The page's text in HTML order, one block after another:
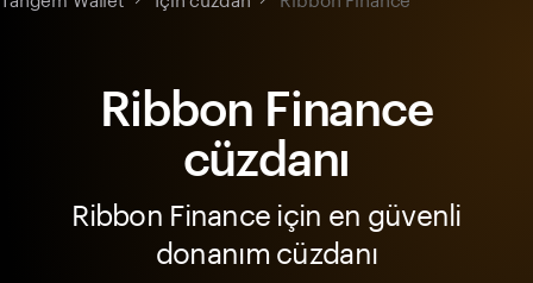
Ribbon Finance
cüzdanı
Ribbon Finance için en güvenli
donanım cüzdanı